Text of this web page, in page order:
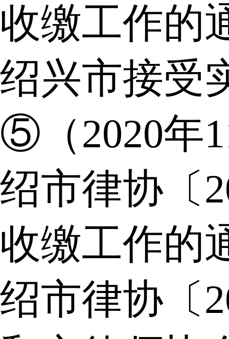
收缴工作的
绍兴市接受
⑤（2020年
绍市律协〔
收缴工作的
绍市律协〔